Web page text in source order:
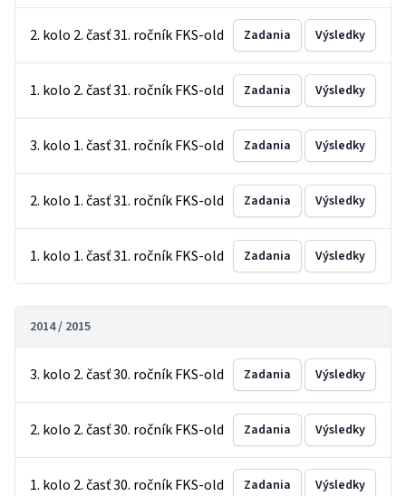
2. kolo 2. časť 31. ročník FKS-old Zadania Výsledky
1. kolo 2. časť 31. ročník FKS-old Zadania Výsledky
3. kolo 1. časť 31. ročník FKS-old Zadania Výsledky
2. kolo 1. časť 31. ročník FKS-old Zadania Výsledky
1. kolo 1. časť 31. ročník FKS-old Zadania Výsledky
2014 / 2015
3. kolo 2. časť 30. ročník FKS-old Zadania Výsledky
2. kolo 2. časť 30. ročník FKS-old Zadania Výsledky
1. kolo 2. časť 30. ročník FKS-old Zadania Výsledky